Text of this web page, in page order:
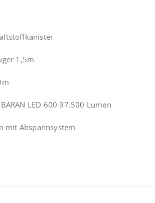
1,5m
LED 600 97.500 Lumen
mit Abspannsystem